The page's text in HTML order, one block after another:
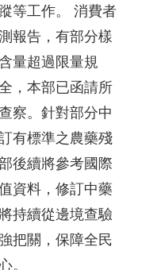
等工作。 消費者
報告，有部分樣
量超過限量規
，本部已函請所
察。針對部分中
有標準之農藥殘
後續將參考國際
資料，修訂中藥
持續從邊境查驗
把關，保障全民
。